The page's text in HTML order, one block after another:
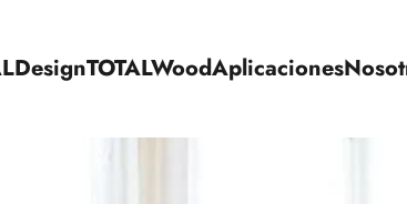
TOTALWoodAplicaciones